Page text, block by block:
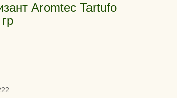
Aromtec Tartufo